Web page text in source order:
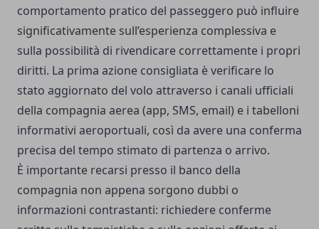
comportamento pratico del passeggero può influire
significativamente sull’esperienza complessiva e
sulla possibilità di rivendicare correttamente i propri
diritti. La prima azione consigliata è verificare lo
stato aggiornato del volo attraverso i canali ufficiali
della compagnia aerea (app, SMS, email) e i tabelloni
informativi aeroportuali, così da avere una conferma
precisa del tempo stimato di partenza o arrivo.
È importante recarsi presso il banco della
compagnia non appena sorgono dubbi o
informazioni contrastanti: richiedere conferme